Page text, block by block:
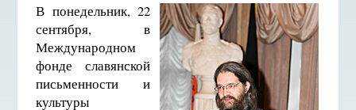
В понедельник, 22
сентября, в
Международном
фонде славянской
письменности и
культуры